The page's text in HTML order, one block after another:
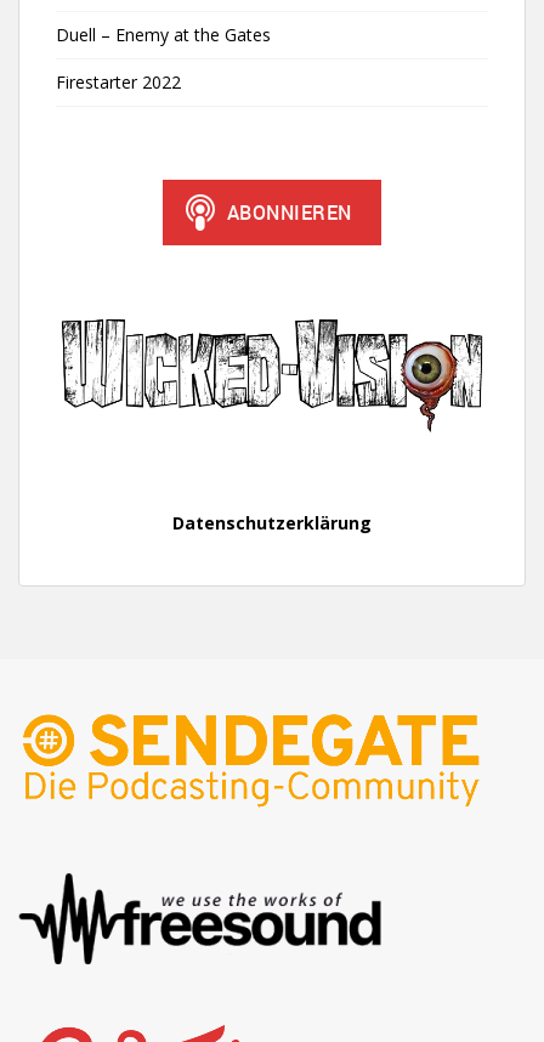
Duell – Enemy at the Gates
Firestarter 2022
Datenschutzerklärung